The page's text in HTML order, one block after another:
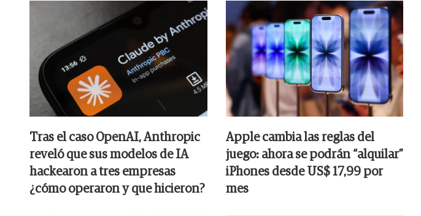
Tras el caso OpenAI, Anthropic
reveló que sus modelos de IA
hackearon a tres empresas
¿cómo operaron y que hicieron?
Apple cambia las reglas del
juego: ahora se podrán “alquilar”
iPhones desde US$ 17,99 por
mes